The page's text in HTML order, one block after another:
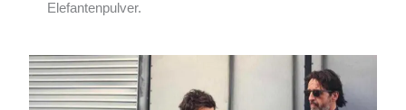
Elefantenpulver.